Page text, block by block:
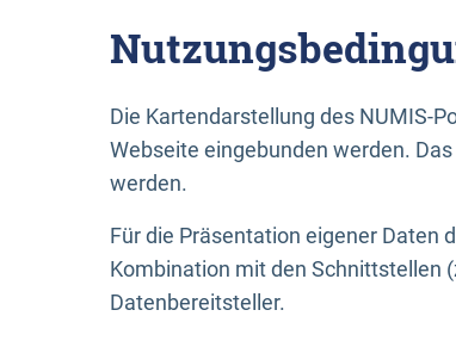
Die Kartendarstellung des NUMIS-
Webseite eingebunden werden.
werden.
Für die Präsentation eigener Daten
Kombination mit den Schnittstellen
Datenbereitsteller.